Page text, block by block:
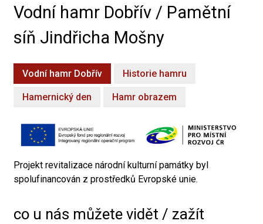
Vodní hamr Dobřív / Pamětní
síň Jindřicha Mošny
Vodní hamr Dobřív Historie hamru
Hamernický den Hamr obrazem
Projekt revitalizace národní kulturní památky byl
spolufinancován z prostředků Evropské unie.
co u nás můžete vidět / zažít